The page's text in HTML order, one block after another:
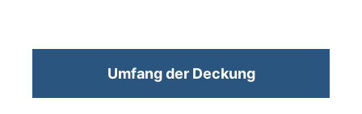
Umfang der Deckung